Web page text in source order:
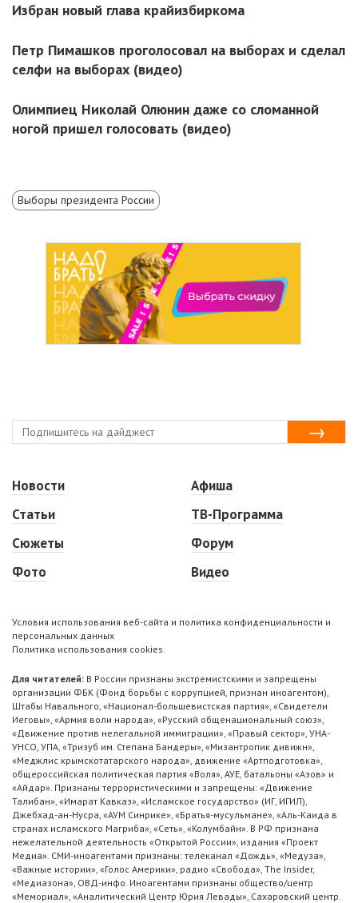
Избран новый глава крайизбиркома
Петр Пимашков проголосовал на выборах и сделал
селфи на выборах (видео)
Олимпиец Николай Олюнин даже со сломанной
ногой пришел голосовать (видео)
Выборы президента России
Новости
Статьи
Сюжеты
Фото
Афиша
ТВ-Программа
Форум
Видео
Условия использования веб-сайта и политика конфиденциальности и
персональных данных
Политика использования cookies
Для читателей: В России признаны экстремистскими и запрещены
организации ФБК (Фонд борьбы с коррупцией, признан иноагентом),
Штабы Навального, «Национал-большевистская партия», «Свидетели
Иеговы», «Армия воли народа», «Русский общенациональный союз»,
«Движение против нелегальной иммиграции», «Правый сектор», УНА-
УНСО, УПА, «Тризуб им. Степана Бандеры», «Мизантропик дивижн»,
«Меджлис крымскотатарского народа», движение «Артподготовка»,
общероссийская политическая партия «Воля», АУЕ, батальоны «Азов» и
«Айдар». Признаны террористическими и запрещены: «Движение
Талибан», «Имарат Кавказ», «Исламское государство» (ИГ, ИГИЛ),
Джебхад-ан-Нусра, «АУМ Синрике», «Братья-мусульмане», «Аль-Каида в
странах исламского Магриба», «Сеть», «Колумбайн». В РФ признана
нежелательной деятельность «Открытой России», издания «Проект
Медиа». СМИ-иноагентами признаны: телеканал «Дождь», «Медуза»,
«Важные истории», «Голос Америки», радио «Свобода», The Insider,
«Медиазона», ОВД-инфо. Иноагентами признаны общество/центр
«Мемориал», «Аналитический Центр Юрия Левады», Сахаровский центр.